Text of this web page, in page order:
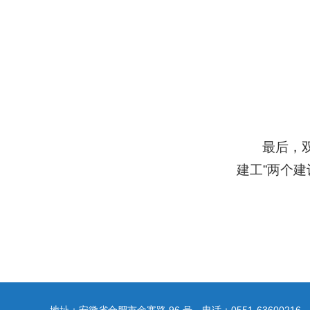
最后，
建工”两个